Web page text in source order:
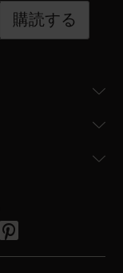
購読する